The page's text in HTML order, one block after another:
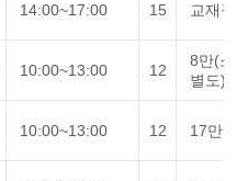
14:00~17:00 15 교재구
10:00~13:00 12
8만(소
별도)
10:00~13:00 12 17만원